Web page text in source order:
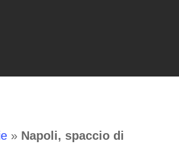
» Napoli, spaccio di